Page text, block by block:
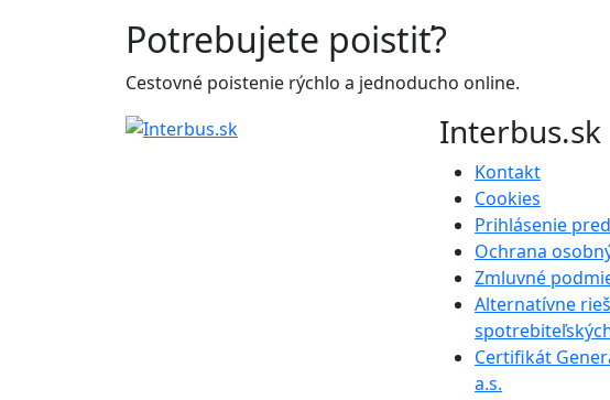
Potrebujete poistiť?
Cestovné poistenie rýchlo a jednoducho online.
Interbus.sk
Kontakt
Cookies
Prihlásenie
Ochrana
Zmluvné
Alternatívne
Certifikát
a.s.